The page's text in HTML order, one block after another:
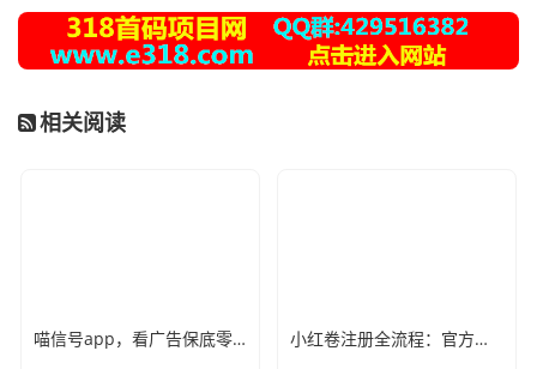
相关阅读
喵信号app，看广告保底零撸 小红卷注册全流程：官方指定邀请码，现在加入即可申请开通顶级代理V5权限